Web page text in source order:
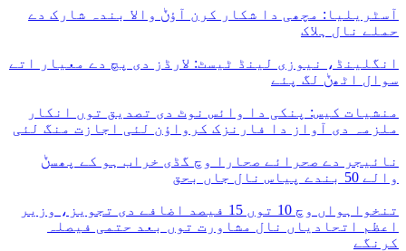
آسٹریلیا: مچھی دا شکار کرن آؤݨ والا بندہ شارک دے
حملے نال ہلاک
انگلینڈ، نیوزی لینڈ ٹیسٹ: لارڈز دی پچ دے معیار اتے
سوال اٹھݨ لگ پئے
منشیات کیس: پنکی دا وائس نوٹ دی تصدیق توں انکار
ملزمہ دی آواز دا فارنزک کرواؤن لئی اجازت منگ لئی
نائیجر دے صحرائے صحارا وچ گڈی خراب ہو کے پھسݨ
والے 50 بندے پیاس نال جاں بحق
تنخواہواں وچ 10 توں 15 فیصد اضافے دی تجویز، وزیر
اعظم اتحادیاں نال مشاورت توں بعد حتمی فیصلہ
کرنگے